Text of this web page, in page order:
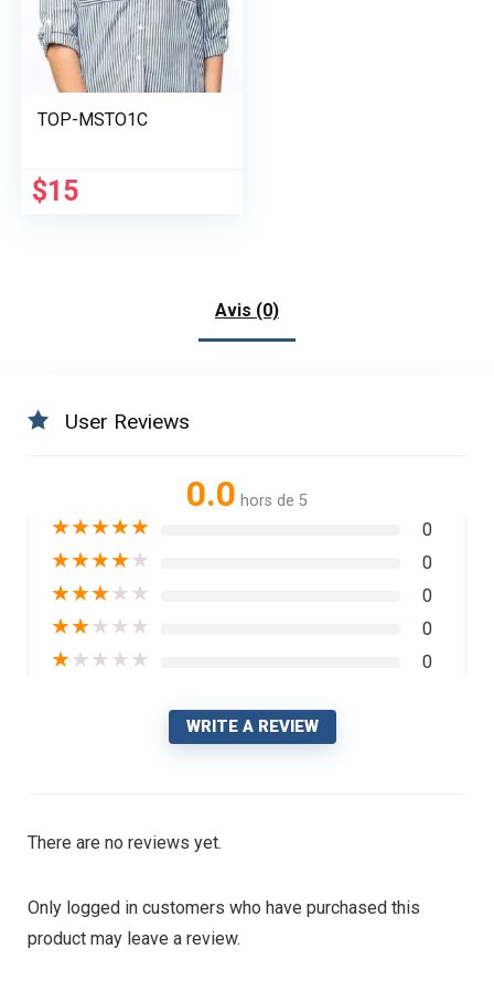
TOP-MSTO1C
Le
prix
$15Le
Avis (0)
User Reviews
0.0 hors de 5
★★★★★ 0
★★★★★ 0
★★★★★ 0
★★★★★ 0
★★★★★ 0
WRITE A REVIEW
There are no reviews yet.
Only logged in customers who have purchased this
product may leave a review.